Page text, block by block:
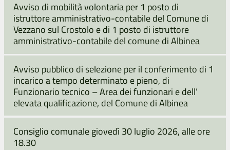
Avviso di mobilità volontaria per 1 posto di
istruttore amministrativo-contabile del Comune di
Vezzano sul Crostolo e di 1 posto di istruttore
amministrativo-contabile del comune di Albinea
Avviso pubblico di selezione per il conferimento di 1
incarico a tempo determinato e pieno, di
Funzionario tecnico – Area dei funzionari e dell’
elevata qualificazione, del Comune di Albinea
Consiglio comunale giovedì 30 luglio 2026, alle ore
18.30